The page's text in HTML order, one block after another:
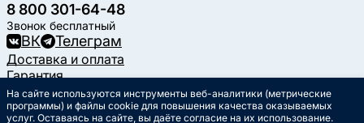
8 800 301-64-48
Звонок бесплатный
ВК Телеграм
Доставка и оплата
Гарантия
Контакты
Статьи
На сайте используются инструменты веб-аналитики (метрические
программы) и файлы cookie для повышения качества оказываемых
услуг. Оставаясь на сайте, вы даёте согласие на их использование.